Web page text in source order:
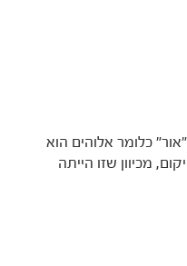
כלומר אלוהים הוא
מכיוון שזו הייתה